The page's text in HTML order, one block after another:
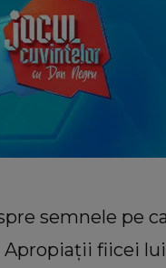
semnele pe
fiicei